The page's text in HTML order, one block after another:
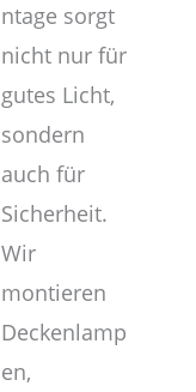
ntage sorgt
nicht nur für
gutes Licht,
sondern
auch für
Sicherheit.
Wir
montieren
Deckenlamp
en,